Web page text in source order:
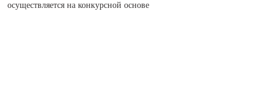
осуществляется на конкурсной основе